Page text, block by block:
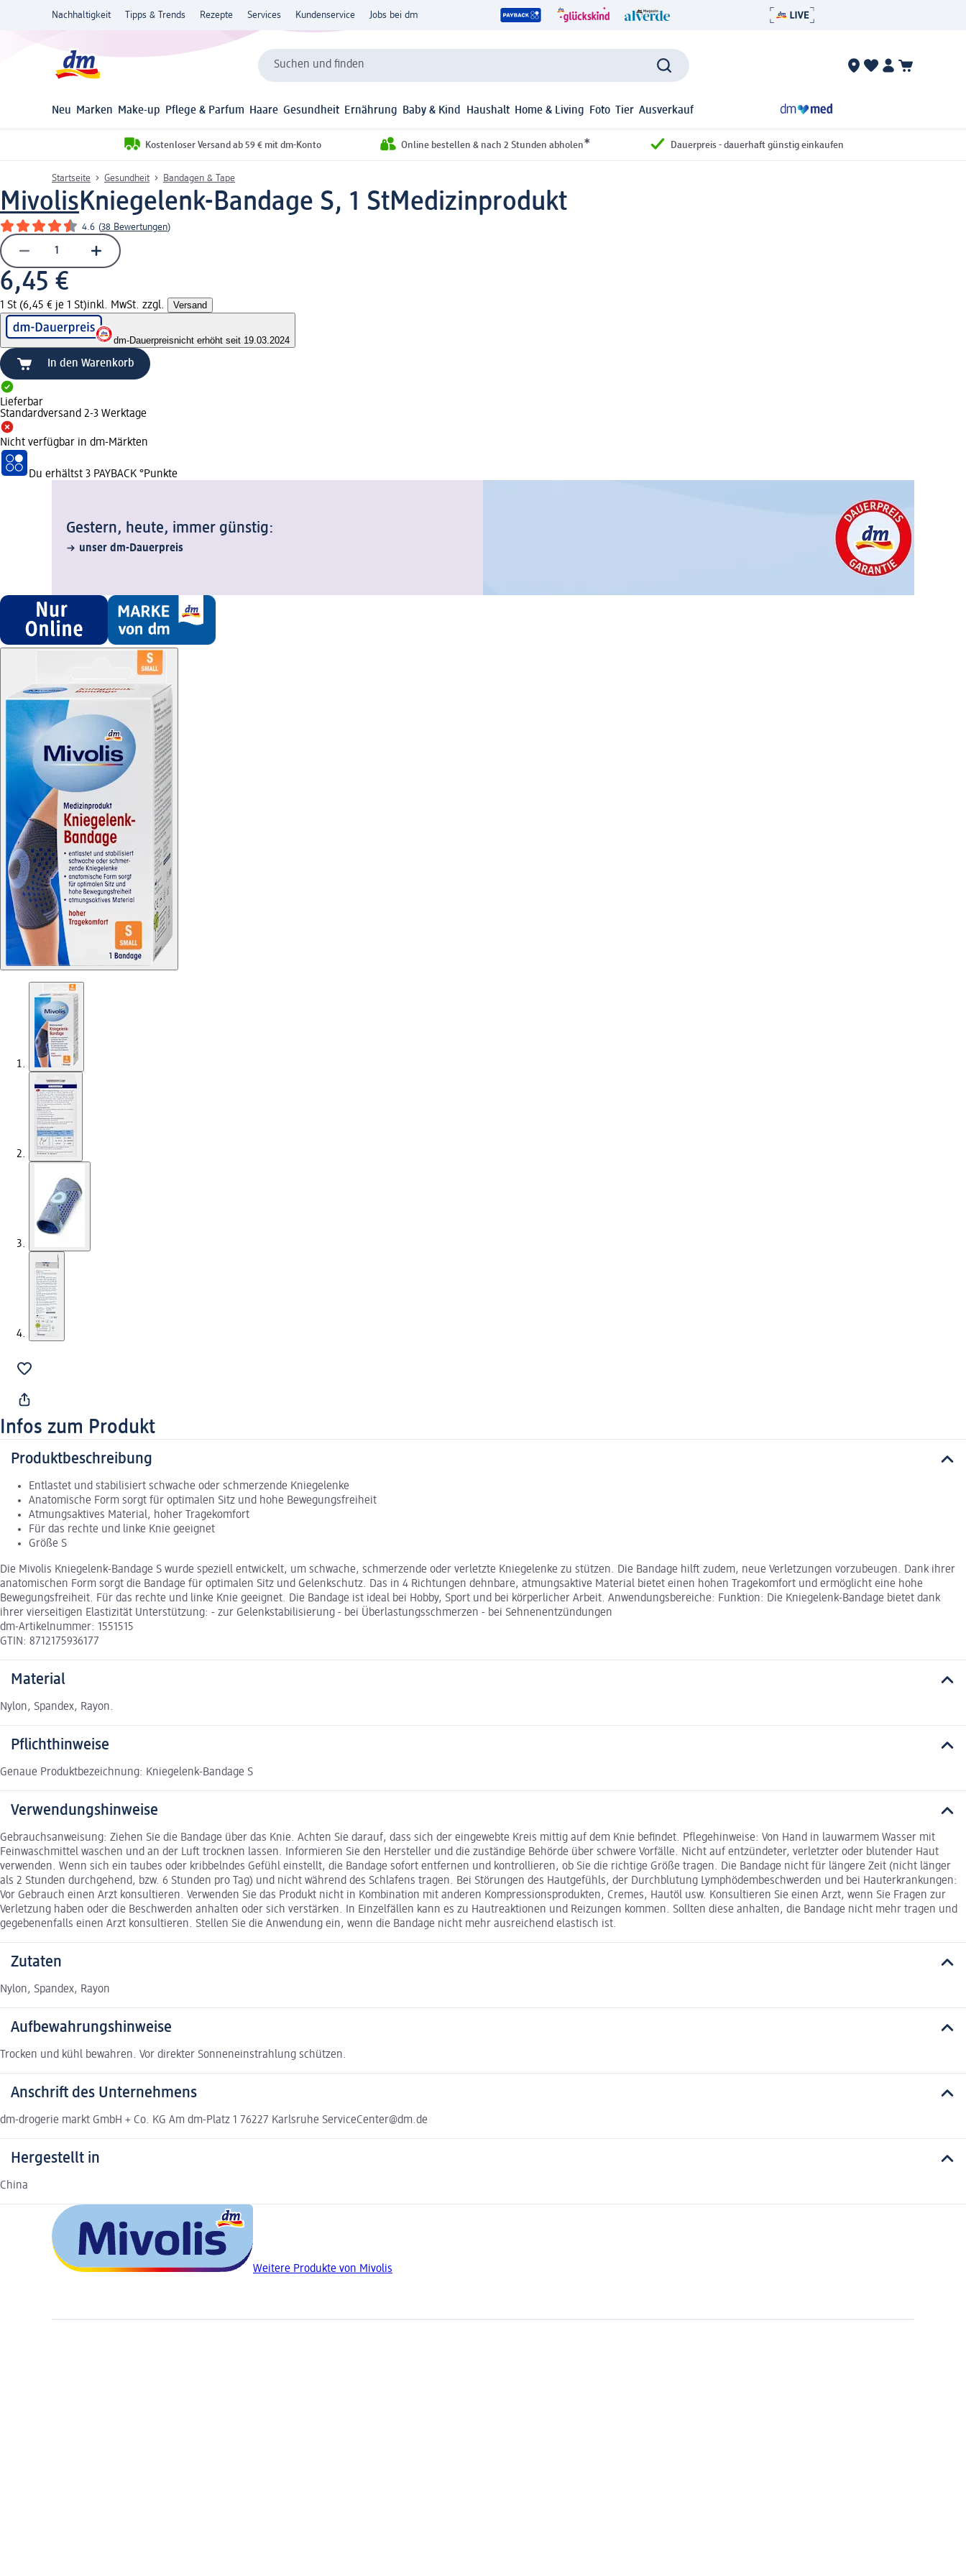
Nachhaltigkeit Tipps & Trends Rezepte Services Kundenservice Jobs bei dm
Suchen und finden
Neu Marken Make-up Pflege & Parfum Haare Gesundheit Ernährung Baby & Kind Haushalt Home & Living Foto Tier Ausverkauf
Kostenloser Versand ab 59 € mit dm-Konto Online bestellen & nach 2 Stunden abholen* Dauerpreis - dauerhaft günstig einkaufen
Startseite Gesundheit Bandagen & Tape
MivolisKniegelenk-Bandage S, 1 StMedizinprodukt
4.6 (38 Bewertungen)
6,45 €
1 St (6,45 € je 1 St)inkl. MwSt. zzgl. Versand
dm-Dauerpreisnicht erhöht seit 19.03.2024
In den Warenkorb
Lieferbar
Standardversand 2-3 Werktage
Nicht verfügbar in dm-Märkten
Du erhältst 3 PAYBACK °Punkte
Gestern, heute, immer günstig:
unser dm-Dauerpreis
Infos zum Produkt
Produktbeschreibung
Entlastet und stabilisiert schwache oder schmerzende Kniegelenke
Anatomische Form sorgt für optimalen Sitz und hohe Bewegungsfreiheit
Atmungsaktives Material, hoher Tragekomfort
Für das rechte und linke Knie geeignet
Größe S
Die Mivolis Kniegelenk-Bandage S wurde speziell entwickelt, um schwache, schmerzende oder verletzte Kniegelenke zu stützen. Die Bandage hilft zudem, neue Verletzungen vorzubeugen. Dank ihrer
anatomischen Form sorgt die Bandage für optimalen Sitz und Gelenkschutz. Das in 4 Richtungen dehnbare, atmungsaktive Material bietet einen hohen Tragekomfort und ermöglicht eine hohe
Bewegungsfreiheit. Für das rechte und linke Knie geeignet. Die Bandage ist ideal bei Hobby, Sport und bei körperlicher Arbeit. Anwendungsbereiche: Funktion: Die Kniegelenk-Bandage bietet dank
ihrer vierseitigen Elastizität Unterstützung: - zur Gelenkstabilisierung - bei Überlastungsschmerzen - bei Sehnenentzündungen
dm-Artikelnummer: 1551515
GTIN: 8712175936177
Material
Nylon, Spandex, Rayon.
Pflichthinweise
Genaue Produktbezeichnung: Kniegelenk-Bandage S
Verwendungshinweise
Gebrauchsanweisung: Ziehen Sie die Bandage über das Knie. Achten Sie darauf, dass sich der eingewebte Kreis mittig auf dem Knie befindet. Pflegehinweise: Von Hand in lauwarmem Wasser mit
Feinwaschmittel waschen und an der Luft trocknen lassen. Informieren Sie den Hersteller und die zuständige Behörde über schwere Vorfälle. Nicht auf entzündeter, verletzter oder blutender Haut
verwenden. Wenn sich ein taubes oder kribbelndes Gefühl einstellt, die Bandage sofort entfernen und kontrollieren, ob Sie die richtige Größe tragen. Die Bandage nicht für längere Zeit (nicht länger
als 2 Stunden durchgehend, bzw. 6 Stunden pro Tag) und nicht während des Schlafens tragen. Bei Störungen des Hautgefühls, der Durchblutung Lymphödembeschwerden und bei Hauterkrankungen:
Vor Gebrauch einen Arzt konsultieren. Verwenden Sie das Produkt nicht in Kombination mit anderen Kompressionsprodukten, Cremes, Hautöl usw. Konsultieren Sie einen Arzt, wenn Sie Fragen zur
Verletzung haben oder die Beschwerden anhalten oder sich verstärken. In Einzelfällen kann es zu Hautreaktionen und Reizungen kommen. Sollten diese anhalten, die Bandage nicht mehr tragen und
gegebenenfalls einen Arzt konsultieren. Stellen Sie die Anwendung ein, wenn die Bandage nicht mehr ausreichend elastisch ist.
Zutaten
Nylon, Spandex, Rayon
Aufbewahrungshinweise
Trocken und kühl bewahren. Vor direkter Sonneneinstrahlung schützen.
Anschrift des Unternehmens
dm-drogerie markt GmbH + Co. KG Am dm-Platz 1 76227 Karlsruhe ServiceCenter@dm.de
Hergestellt in
China
Weitere Produkte von Mivolis